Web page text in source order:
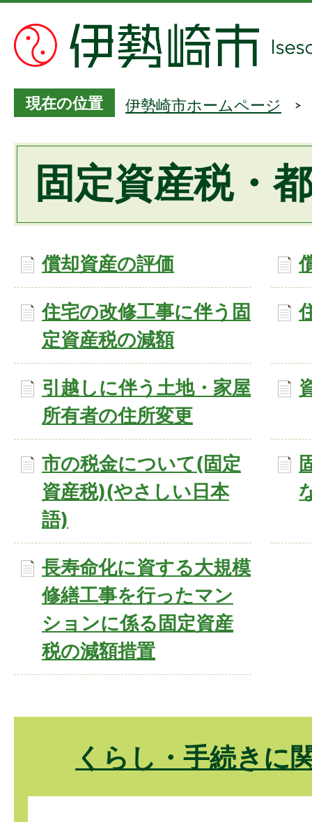
現在の位置 伊勢崎市ホームページ
固定資産税・
償却資産の評価
住宅の改修工事に伴う固
定資産税の減額
引越しに伴う土地・家屋
所有者の住所変更
市の税金について(固定
資産税)(やさしい日本
語)
長寿命化に資する大規模
修繕工事を行ったマン
ションに係る固定資産
税の減額措置
くらし・手続きに